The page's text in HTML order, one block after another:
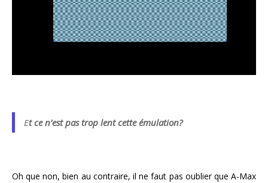
Et ce n’est pas trop lent cette émulation?
Oh que non, bien au contraire, il ne faut pas oublier que A-Max